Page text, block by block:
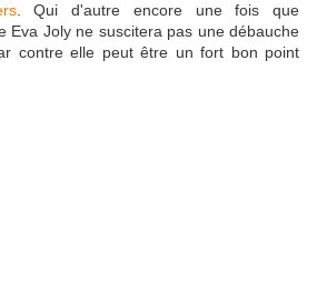
. Qui d'autre encore une fois que
Eva Joly ne suscitera pas une débauche
contre elle peut être un fort bon point